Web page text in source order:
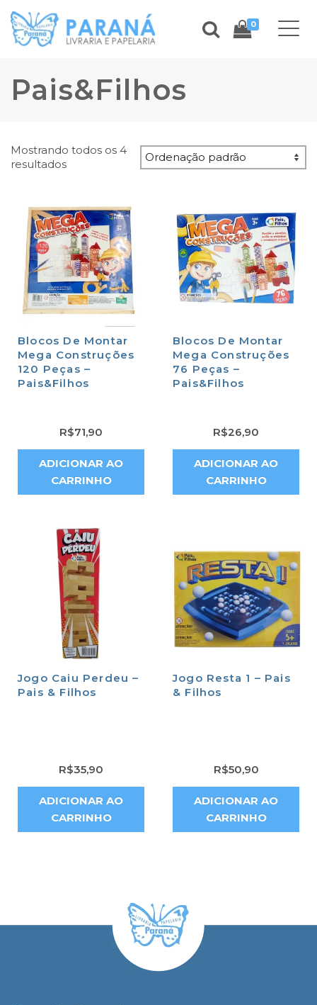
0
Pais&Filhos
Mostrando todos os 4
resultados
Blocos De Montar
Mega Construções
120 Peças –
Pais&Filhos
R$71,90
ADICIONAR AO
CARRINHO
Blocos De Montar
Mega Construções
76 Peças –
Pais&Filhos
R$26,90
ADICIONAR AO
CARRINHO
Jogo Caiu Perdeu –
Pais & Filhos
R$35,90
ADICIONAR AO
CARRINHO
Jogo Resta 1 – Pais
& Filhos
R$50,90
ADICIONAR AO
CARRINHO